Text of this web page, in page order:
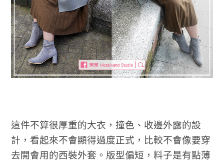
這件不算很厚重的大衣，撞色、收邊外露的設
計，看起來不會顯得過度正式，比較不會像要穿
去開會用的西裝外套。版型偏短，料子是有點薄